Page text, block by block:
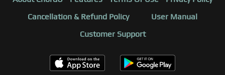
Cancellation & Refund Policy
User Manual
Customer Support